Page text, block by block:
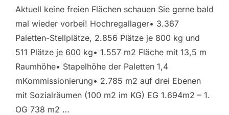
Aktuell keine freien Flächen schauen Sie gerne bald
mal wieder vorbei! Hochregallager• 3.367
Paletten-Stellplätze, 2.856 Plätze je 800 kg und
511 Plätze je 600 kg• 1.557 m2 Fläche mit 13,5 m
Raumhöhe• Stapelhöhe der Paletten 1,4
mKommissionierung• 2.785 m2 auf drei Ebenen
mit Sozialräumen (100 m2 im KG) EG 1.694m2 – 1.
OG 738 m2 …